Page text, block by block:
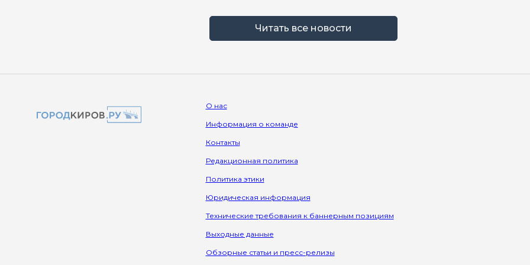
Читать все новости
О нас
Информация о команде
Контакты
Редакционная политика
Политика этики
Юридическая информация
Технические требования к баннерным позициям
Выходные данные
Обзорные статьи и пресс-релизы